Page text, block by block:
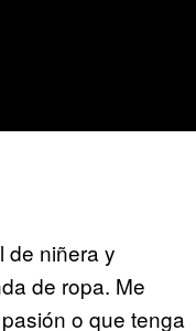
de niñera y
de ropa. Me
o que tenga